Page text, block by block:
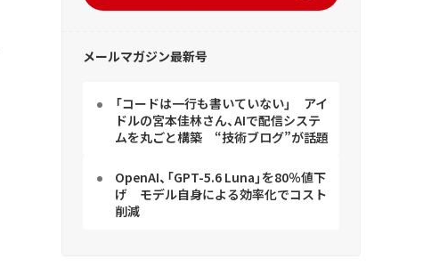
メールマガジン最新号
「コードは一行も書いていない」 アイ
ドルの宮本佳林さん、AIで配信システ
ムを丸ごと構築 “技術ブログ”が話題
OpenAI、「GPT-5.6 Luna」を80％値下
げ モデル自身による効率化でコスト
削減